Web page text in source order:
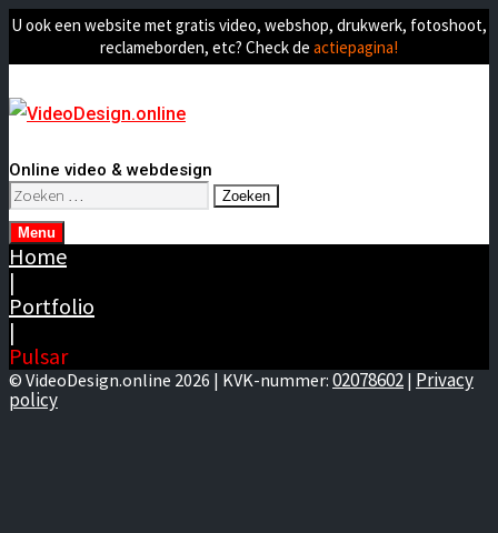
U ook een website met gratis video, webshop, drukwerk, fotoshoot,
reclameborden, etc? Check de actiepagina!
Online video & webdesign
Zoeken
naar:
Menu
Home
|
Portfolio
|
Pulsar
© VideoDesign.online 2026 | KVK-nummer: 02078602 | Privacy
policy